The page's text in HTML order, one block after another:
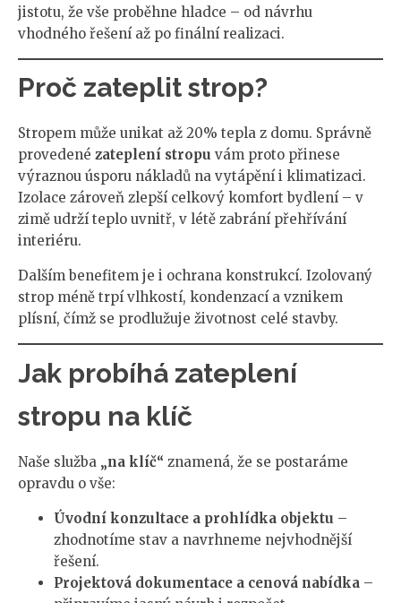
jistotu, že vše proběhne hladce – od návrhu
vhodného řešení až po finální realizaci.
Proč zateplit strop?
Stropem může unikat až 20% tepla z domu. Správně
provedené zateplení stropu vám proto přinese
výraznou úsporu nákladů na vytápění i klimatizaci.
Izolace zároveň zlepší celkový komfort bydlení – v
zimě udrží teplo uvnitř, v létě zabrání přehřívání
interiéru.
Dalším benefitem je i ochrana konstrukcí. Izolovaný
strop méně trpí vlhkostí, kondenzací a vznikem
plísní, čímž se prodlužuje životnost celé stavby.
Jak probíhá zateplení
stropu na klíč
Naše služba „na klíč“ znamená, že se postaráme
opravdu o vše:
Úvodní konzultace a prohlídka objektu –
zhodnotíme stav a navrhneme nejvhodnější
řešení.
Projektová dokumentace a cenová nabídka –